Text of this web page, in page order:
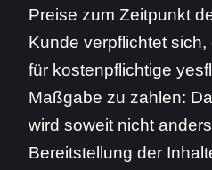
Preise zum Zeitpunkt
Kunde verpflichtet
für kostenpflichtige
Maßgabe zu zahlen:
wird soweit nicht
Bereitstellung der